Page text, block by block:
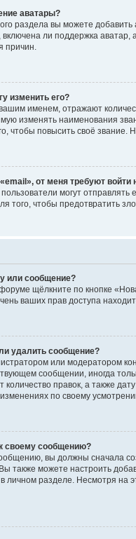
аватары?
раздела вы можете
ли поддержка
причин.
изменить его?
именем, отражают
изменять наименования
чтобы повысить своё
от меня требуют войти
могут
того, чтобы предотвратить
или сообщение?
щёлкните по кнопке
ваших прав доступа
удалить сообщение?
или модератором
сообщении, иногда
количество правок, а также
по своему
своему сообщению?
вы должны сначала
также можете настроить
личном разделе. Несмотря